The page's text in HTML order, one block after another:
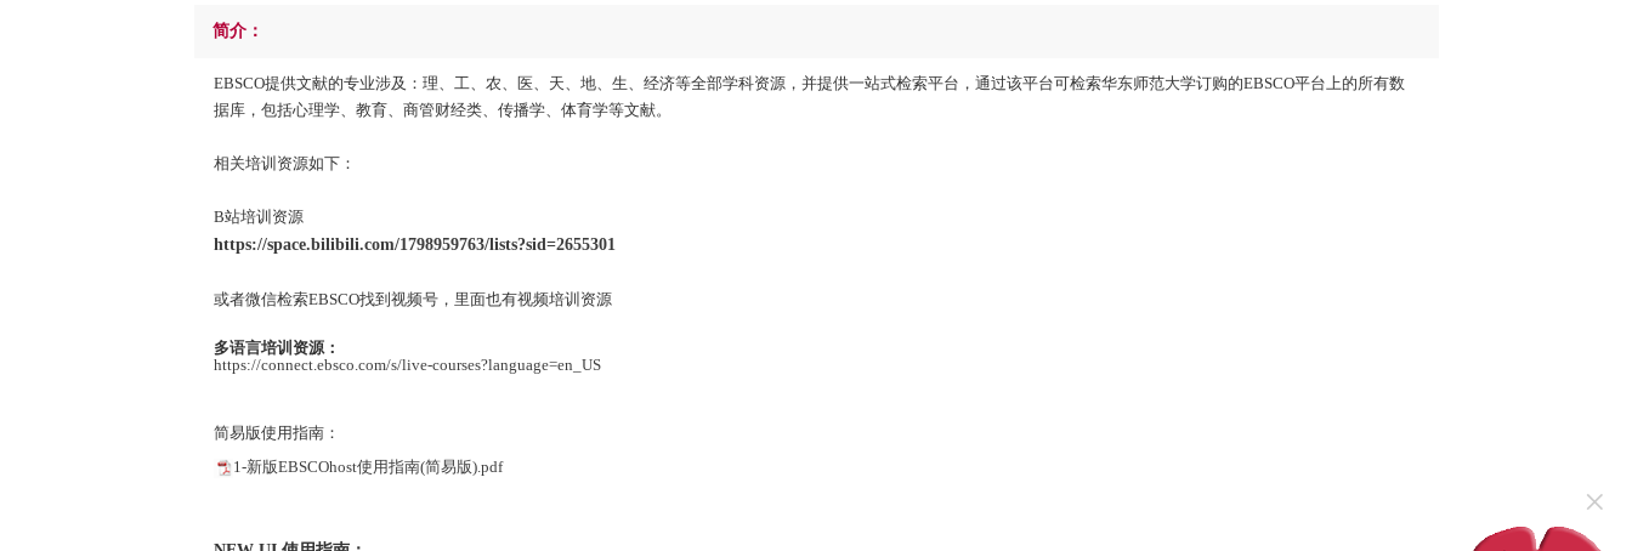
×
简介：
EBSCO提供文献的专业涉及：理、工、农、医、天、地、生、经济等全部学科资源，并提供一站式检索平台，通过该平台可检索华东师范大学订购的EBSCO平台上的所有数
据库，包括心理学、教育、商管财经类、传播学、体育学等文献。
相关培训资源如下：
B站培训资源
https://space.bilibili.com/1798959763/lists?sid=2655301
或者微信检索EBSCO找到视频号，里面也有视频培训资源
多语言培训资源：
https://connect.ebsco.com/s/live-courses?language=en_US
简易版使用指南：
1-新版EBSCOhost使用指南(简易版).pdf